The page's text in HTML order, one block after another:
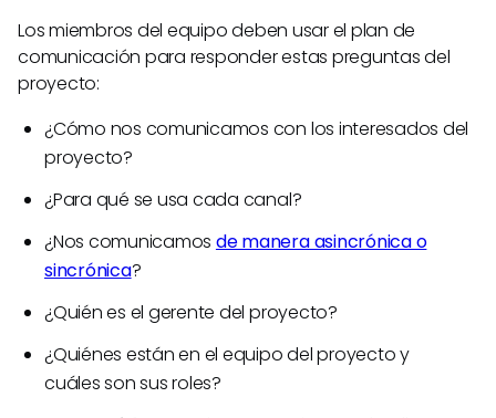
Los miembros del equipo deben usar el plan de
comunicación para responder estas preguntas del
proyecto:
¿Cómo nos comunicamos con los interesados del
proyecto?
¿Para qué se usa cada canal?
¿Nos comunicamos de manera asincrónica o
sincrónica?
¿Quién es el gerente del proyecto?
¿Quiénes están en el equipo del proyecto y
cuáles son sus roles?